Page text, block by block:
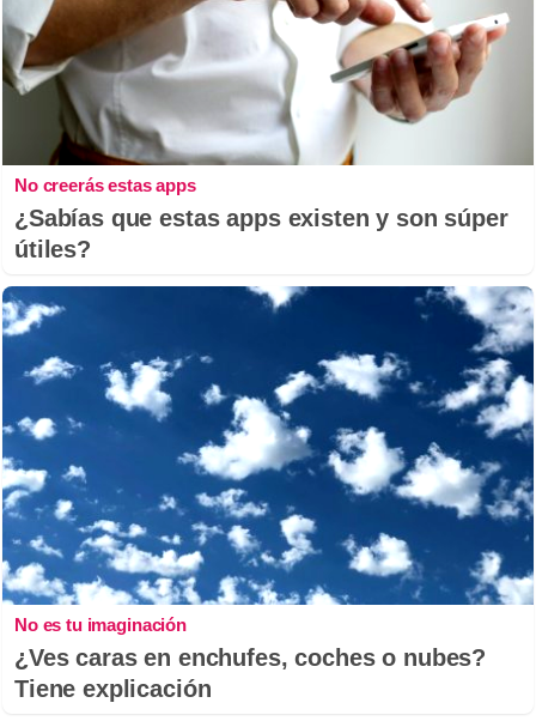
No creerás estas apps
¿Sabías que estas apps existen y son súper
útiles?
No es tu imaginación
¿Ves caras en enchufes, coches o nubes?
Tiene explicación